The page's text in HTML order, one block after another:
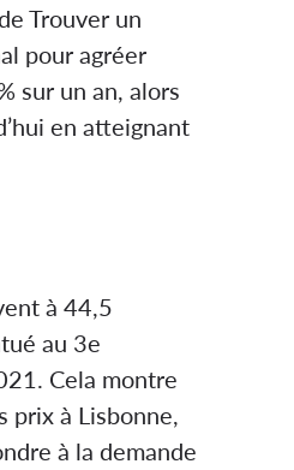
Trouver un
pour agréer
sur un an, alors
en atteignant
à 44,5
au 3e
Cela montre
prix à Lisbonne,
à la demande